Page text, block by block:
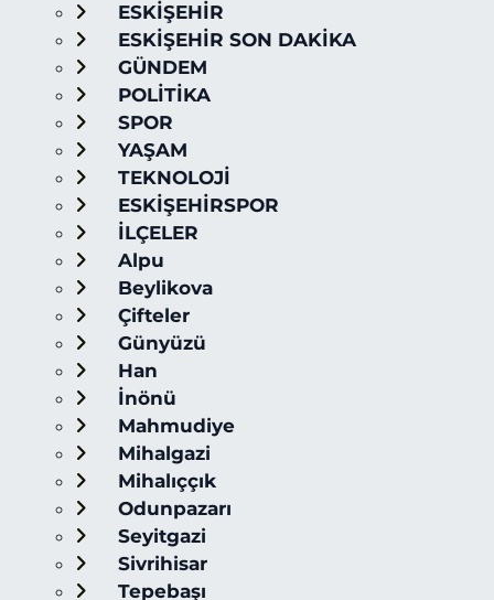
ESKİŞEHİR
ESKİŞEHİR SON DAKİKA
GÜNDEM
POLİTİKA
SPOR
YAŞAM
TEKNOLOJİ
ESKİŞEHİRSPOR
İLÇELER
Alpu
Beylikova
Çifteler
Günyüzü
Han
İnönü
Mahmudiye
Mihalgazi
Mihalıççık
Odunpazarı
Seyitgazi
Sivrihisar
Tepebaşı